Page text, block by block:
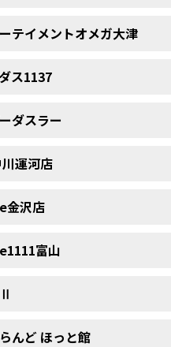
テイメントオメガ大津
ス1137
ダスラー
運河店
金沢店
富山
んど ほっと館